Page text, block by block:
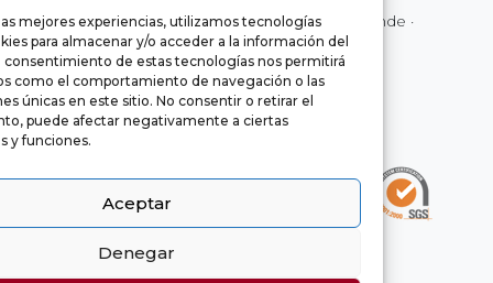
mejores experiencias, utilizamos tecnologías
para almacenar y/o acceder a la información del
consentimiento de estas tecnologías nos permitirá
como el comportamiento de navegación o las
únicas en este sitio. No consentir o retirar el
puede afectar negativamente a ciertas
y funciones.
Aceptar
Denegar
© 2022 Euromarina ·Rättsligt meddelande ·
Integritet·Cookies